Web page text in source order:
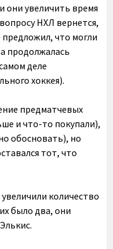
они увеличить время
НХЛ вернется,
что могли
продолжалась
деле
хоккея).
предматчевых
и что-то покупали),
обосновать), но
тот, что
количество
было два, они